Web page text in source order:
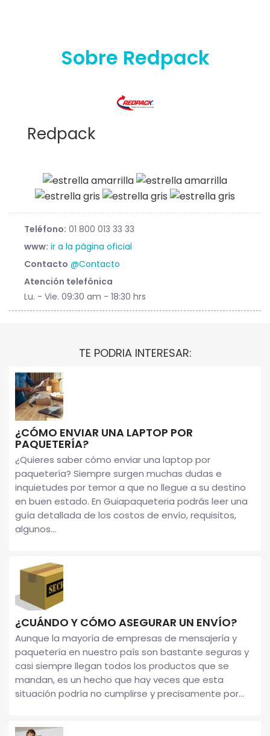
Sobre Redpack
Redpack
Teléfono: 01 800 013 33 33
www: ir a la página oficial
Contacto @Contacto
Atención telefónica
Lu. - Vie. 09:30 am - 18:30 hrs
TE PODRIA INTERESAR:
¿CÓMO ENVIAR UNA LAPTOP POR
PAQUETERÍA?
¿Quieres saber cómo enviar una laptop por
paquetería? Siempre surgen muchas dudas e
inquietudes por temor a que no llegue a su destino
en buen estado. En Guiapaqueteria podrás leer una
guía detallada de los costos de envío, requisitos,
algunos...
¿CUÁNDO Y CÓMO ASEGURAR UN ENVÍO?
Aunque la mayoría de empresas de mensajería y
paquetería en nuestro país son bastante seguras y
casi siempre llegan todos los productos que se
mandan, es un hecho que hay veces que esta
situación podría no cumplirse y precisamente por...